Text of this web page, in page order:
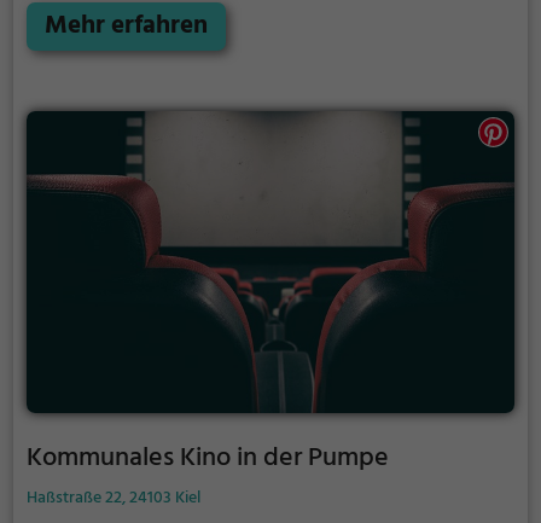
Öffnungszeiten, sowie Tickets findest du auf der
Website.
Mehr erfahren
Kommunales Kino in der Pumpe
Haßstraße 22, 24103 Kiel